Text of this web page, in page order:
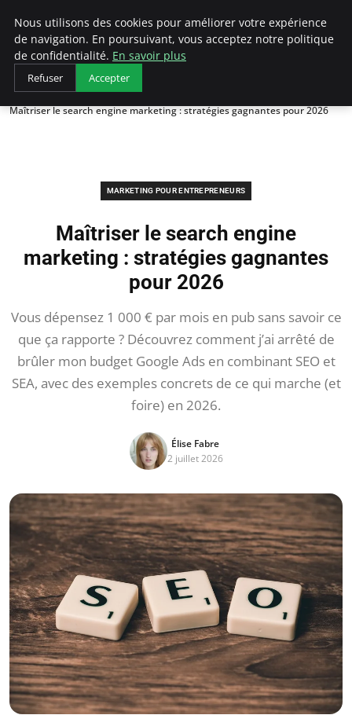
LECFCM
Accueil
Marketing pour entrepreneurs
Maîtriser le search engine marketing : stratégies gagnantes pour 2026
MARKETING POUR ENTREPRENEURS
Maîtriser le search engine
marketing : stratégies gagnantes
pour 2026
Vous dépensez 1 000 € par mois en pub sans savoir ce
que ça rapporte ? Découvrez comment j’ai arrêté de
brûler mon budget Google Ads en combinant SEO et
SEA, avec des exemples concrets de ce qui marche (et
foire) en 2026.
Élise Fabre
2 juillet 2026
Nous utilisons des cookies pour améliorer votre expérience
de navigation. En poursuivant, vous acceptez notre politique
de confidentialité. En savoir plus
Refuser Accepter